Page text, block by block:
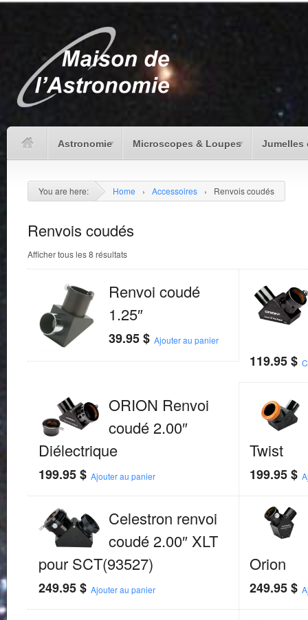
Astronomie Microscopes & Loupes Jumelles
You are here: Home › Accessoires › Renvois coudés
Renvois coudés
Afficher tous les 8 résultats
Renvoi coudé
1.25″
39.95$ Ajouter au panier
119.95$
ORION Renvoi
coudé 2.00″
Diélectrique
199.95$ Ajouter au panier
Twist
199.95$
Celestron renvoi
coudé 2.00″ XLT
pour SCT(93527)
249.95$ Ajouter au panier
Orion
249.95$